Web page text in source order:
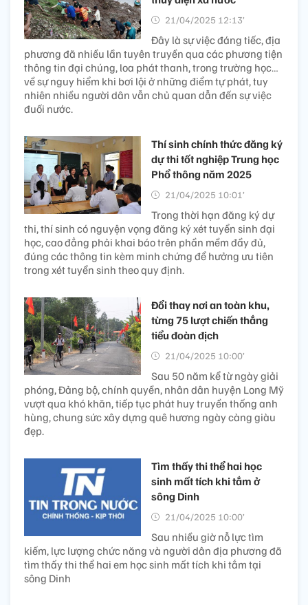
21/04/2025 12:13’
Đây là sự việc đáng tiếc, địa
phương đã nhiều lần tuyên truyền qua các phương tiện
thông tin đại chúng, loa phát thanh, trong trường học…
về sự nguy hiểm khi bơi lội ở những điểm tự phát, tuy
nhiên nhiều người dân vẫn chủ quan dẫn đến sự việc
đuối nước.
Thí sinh chính thức đăng ký
dự thi tốt nghiệp Trung học
Phổ thông năm 2025
21/04/2025 10:01’
Trong thời hạn đăng ký dự
thi, thí sinh có nguyện vọng đăng ký xét tuyển sinh đại
học, cao đẳng phải khai báo trên phần mềm đầy đủ,
đúng các thông tin kèm minh chứng để hưởng ưu tiên
trong xét tuyển sinh theo quy định.
Đổi thay nơi an toàn khu,
từng 75 lượt chiến thắng
tiểu đoàn địch
21/04/2025 10:00’
Sau 50 năm kể từ ngày giải
phóng, Đảng bộ, chính quyền, nhân dân huyện Long Mỹ
vượt qua khó khăn, tiếp tục phát huy truyền thống anh
hùng, chung sức xây dựng quê hương ngày càng giàu
đẹp.
Tìm thấy thi thể hai học
sinh mất tích khi tắm ở
sông Dinh
21/04/2025 10:00’
Sau nhiều giờ nỗ lực tìm
kiếm, lực lượng chức năng và người dân địa phương đã
tìm thấy thi thể hai em học sinh mất tích khi tắm tại
sông Dinh